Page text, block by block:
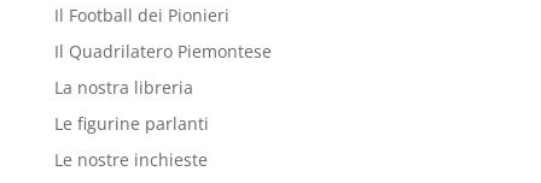
Il Football dei Pionieri
Il Quadrilatero Piemontese
La nostra libreria
Le figurine parlanti
Le nostre inchieste